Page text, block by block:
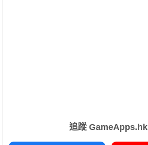
追蹤 GameApps.hk